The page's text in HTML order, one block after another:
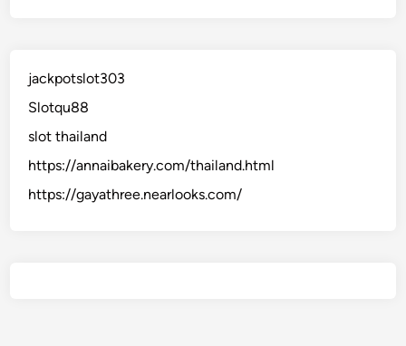
jackpotslot303
Slotqu88
slot thailand
https://annaibakery.com/thailand.html
https://gayathree.nearlooks.com/